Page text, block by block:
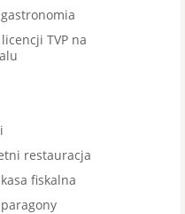
TVP na
restauracja
fiskalna